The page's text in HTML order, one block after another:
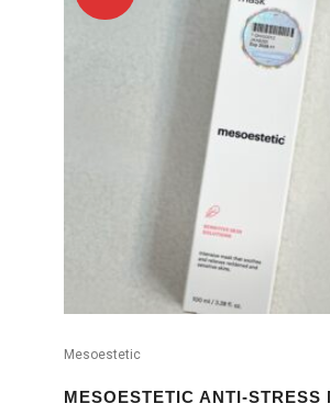
Mesoestetic
MESOESTETIC ANTI-STRESS